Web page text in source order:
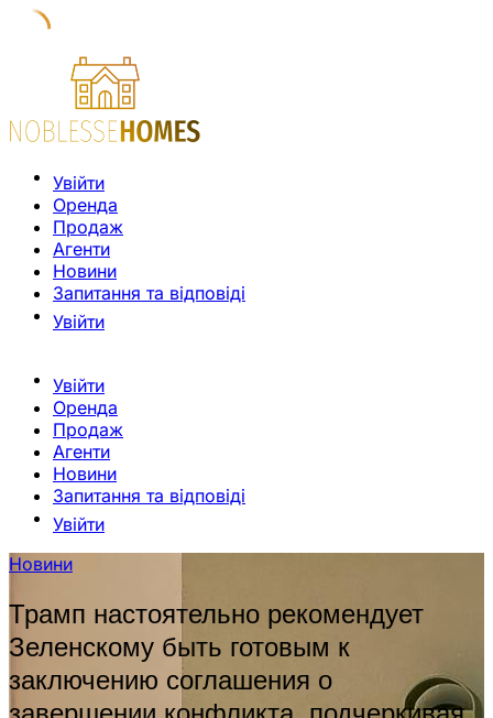
Увійти
Оренда
Продаж
Агенти
Новини
Запитання та відповіді
Увійти
Увійти
Оренда
Продаж
Агенти
Новини
Запитання та відповіді
Увійти
Новини
Трамп настоятельно рекомендует
Зеленскому быть готовым к
заключению соглашения о